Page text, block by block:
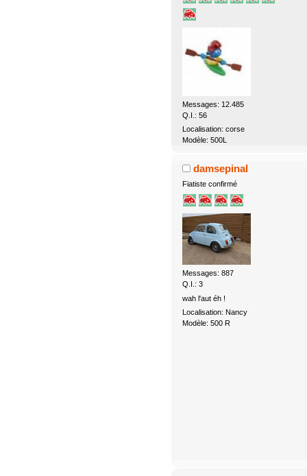
Messages: 12.485
Q.I.: 56
Localisation: corse
Modèle: 500L
damsepinal
Fiatiste confirmé
Messages: 887
Q.I.: 3
wah l'aut éh !
Localisation: Nancy
Modèle: 500 R